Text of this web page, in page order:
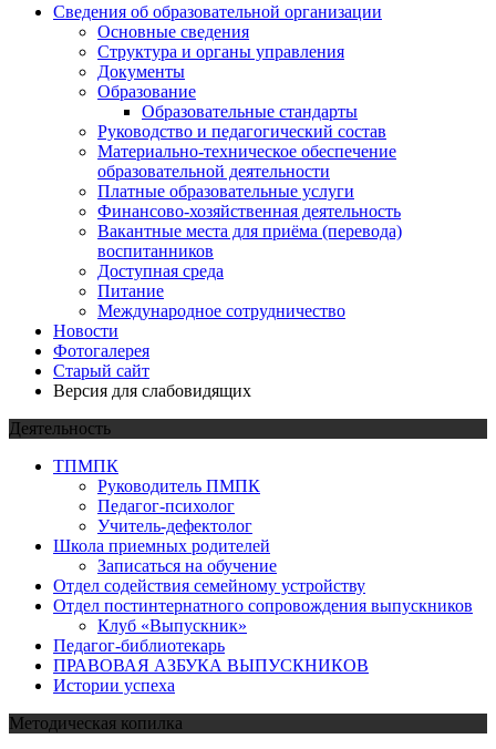
Сведения об образовательной организации
Основные сведения
Структура и органы управления
Документы
Образование
Образовательные стандарты
Руководство и педагогический состав
Материально-техническое обеспечение
образовательной деятельности
Платные образовательные услуги
Финансово-хозяйственная деятельность
Вакантные места для приёма (перевода)
воспитанников
Доступная среда
Питание
Международное сотрудничество
Новости
Фотогалерея
Старый сайт
Версия для слабовидящих
Деятельность
ТПМПК
Руководитель ПМПК
Педагог-психолог
Учитель-дефектолог
Школа приемных родителей
Записаться на обучение
Отдел содействия семейному устройству
Отдел постинтернатного сопровождения выпускников
Клуб «Выпускник»
Педагог-библиотекарь
ПРАВОВАЯ АЗБУКА ВЫПУСКНИКОВ
Истории успеха
Методическая копилка